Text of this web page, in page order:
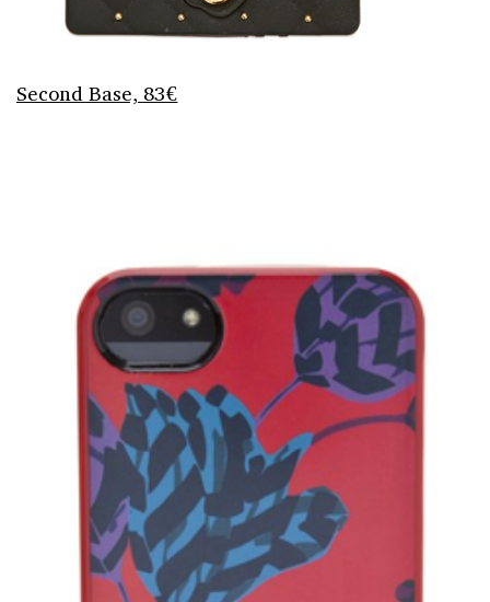
Second Base, 83€